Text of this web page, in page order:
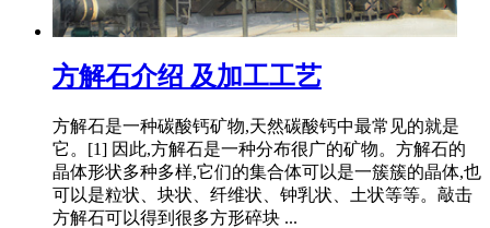
方解石介绍 及加工工艺
方解石是一种碳酸钙矿物,天然碳酸钙中最常见的就是
它。[1] 因此,方解石是一种分布很广的矿物。方解石的
晶体形状多种多样,它们的集合体可以是一簇簇的晶体,也
可以是粒状、块状、纤维状、钟乳状、土状等等。敲击
方解石可以得到很多方形碎块 ...